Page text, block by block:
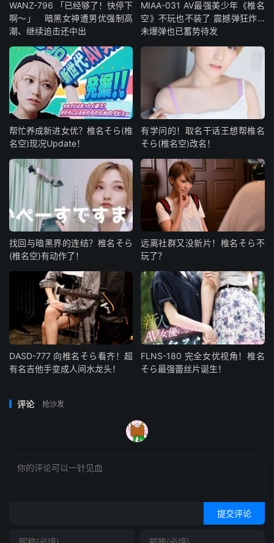
WANZ-796 「已经够了！快停下
啊～」 暗黑女神遭男优强制高
潮、继续追击还中出
MIAA-031 AV最强美少年《椎名
空》不玩也不装了 震撼弹狂炸…
未爆弹也已蓄势待发
帮忙养成新进女优？椎名そら(椎
名空)现况Update！
有学问的！取名干话王想帮椎名
そら(椎名空)改名！
找回与暗黑界的连结？椎名そら
(椎名空)有动作了！
远离社群又没新片！椎名そら不
玩了？
DASD-777 向椎名そら看齐！超
有名吉他手变成人间水龙头！
FLNS-180 完全女优视角！椎名
そら最强蕾丝片诞生！
评论 抢沙发
提交评论